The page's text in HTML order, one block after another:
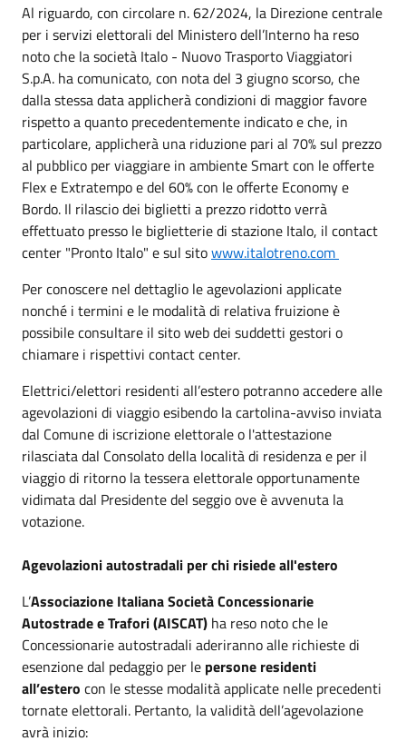
Al riguardo, con circolare n. 62/2024, la Direzione centrale
per i servizi elettorali del Ministero dell’Interno ha reso
noto che la società Italo - Nuovo Trasporto Viaggiatori
S.p.A. ha comunicato, con nota del 3 giugno scorso, che
dalla stessa data applicherà condizioni di maggior favore
rispetto a quanto precedentemente indicato e che, in
particolare, applicherà una riduzione pari al 70% sul prezzo
al pubblico per viaggiare in ambiente Smart con le offerte
Flex e Extratempo e del 60% con le offerte Economy e
Bordo. Il rilascio dei biglietti a prezzo ridotto verrà
effettuato presso le biglietterie di stazione Italo, il contact
center "Pronto Italo" e sul sitowww.italotreno.com
Per conoscere nel dettaglio le agevolazioni applicate
nonché i termini e le modalità di relativa fruizione è
possibile consultare il sito web dei suddetti gestori o
chiamare i rispettivi contact center.
Elettrici/elettori residenti all’estero potranno accedere alle
agevolazioni di viaggio esibendo la cartolina-avviso inviata
dal Comune di iscrizione elettorale o l'attestazione
rilasciata dal Consolato della località di residenza e per il
viaggio di ritorno la tessera elettorale opportunamente
vidimata dal Presidente del seggio ove è avvenuta la
votazione.
Agevolazioni autostradali per chi risiede all'estero
L’Associazione Italiana Società Concessionarie
Autostrade e Trafori (AISCAT) ha reso noto che le
Concessionarie autostradali aderiranno alle richieste di
esenzione dal pedaggio per le persone residenti
all’estero con le stesse modalità applicate nelle precedenti
tornate elettorali. Pertanto, la validità dell’agevolazione
avrà inizio: